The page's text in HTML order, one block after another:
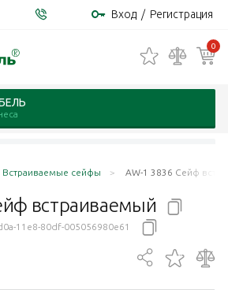
Вход / Регистрация
0
Встраиваемые сейфы AW-1 3836 Сейф
встраиваемый
11e8-80df-005056980e61